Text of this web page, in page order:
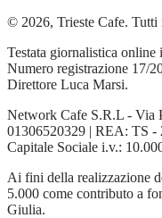
© 2026, Trieste Cafe.
Testata giornalistica
Numero registrazione 17/
Direttore Luca Marsi.
Network Cafe S.R.L - Via
01306520329 | REA: TS -
Capitale Sociale i.v.:
Ai fini della realizzazione
5.000 come contributo a
Giulia.